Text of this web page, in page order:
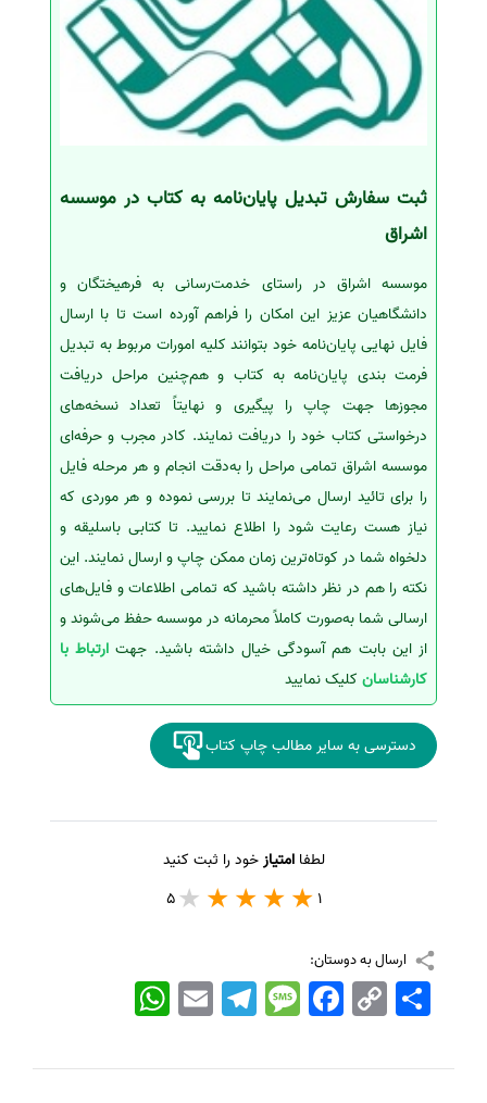
ثبت سفارش تبدیل پایان‌نامه به کتاب در موسسه
اشراق
موسسه اشراق در راستای خدمت‌رسانی به فرهیختگان و
دانشگاهیان عزیز این امکان را فراهم آورده است تا با ارسال
فایل نهایی پایان‌نامه خود بتوانند کلیه امورات مربوط به تبدیل
فرمت بندی پایان‌نامه به کتاب و هم‌چنین مراحل دریافت
مجوزها جهت چاپ را پیگیری و نهایتاً تعداد نسخه‌های
درخواستی کتاب خود را دریافت نمایند. کادر مجرب و حرفه‌ای
موسسه اشراق تمامی مراحل را به‌دقت انجام و هر مرحله فایل
را برای تائید ارسال می‌نمایند تا بررسی نموده و هر موردی که
نیاز هست رعایت شود را اطلاع نمایید. تا کتابی باسلیقه و
دلخواه شما در کوتاه‌ترین زمان ممکن چاپ و ارسال نمایند. این
نکته را هم در نظر داشته باشید که تمامی اطلاعات و فایل‌های
ارسالی شما به‌صورت کاملاً محرمانه در موسسه حفظ می‌شوند و
از این بابت هم آسودگی خیال داشته باشید. جهت ارتباط با
کارشناسان کلیک نمایید
دسترسی به سایر مطالب چاپ کتاب
لطفاامتیازخود را ثبت کنید
1
5
ارسال به دوستان:
WhatsApp EmailTelegramMessageFacebook Copy
Link
اشتراک